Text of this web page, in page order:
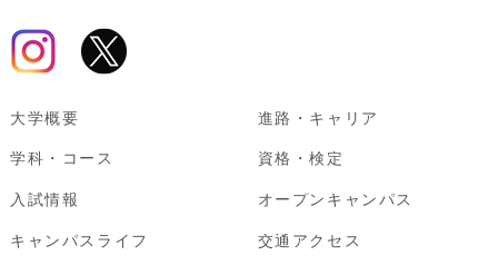
大学概要
学科・コース
入試情報
キャンパスライフ
進路・キャリア
資格・検定
オープンキャンパス
交通アクセス